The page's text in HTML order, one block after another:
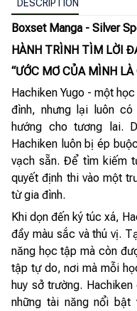
DESCRIPTION
Boxset Manga - Silver
HÀNH TRÌNH TÌM LỜI
“ƯỚC MƠ CỦA MÌNH LÀ
Hachiken Yugo - một
đình, nhưng lại luôn
hướng cho tương lai.
Hachiken luôn bị ép
vạch sẵn. Để tìm kiếm
quyết định thi vào một
từ gia đình.
Khi dọn đến ký túc xá,
đầy màu sắc và thú vị.
năng học tập mà còn
tập tự do, nơi mà mỗi
huy sở trường.
những tài năng nổi bật